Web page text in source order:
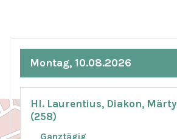
Montag, 10.08.2026
Hl. Laurentius, Diakon,
(258)
Ganztägig